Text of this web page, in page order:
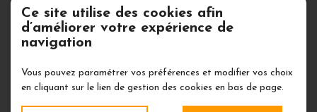
La formation de cette année en
AYURVEDA
va se décliner en 6 week-ends soit 12
journées
réparties tout au long de la saison 2023-24.
Ce site utilise des cookies afin
d’améliorer votre expérience de
navigation
Vous pouvez paramétrer vos préférences et modifier vos choix
en cliquant sur le lien de gestion des cookies en bas de page.